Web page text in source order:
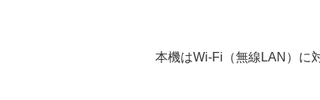
本機はWi-Fi（無線LAN）に